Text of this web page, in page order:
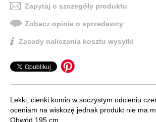
Zapytaj o szczegóły produktu
Zobacz opinie o sprzedawcy
Zasady naliczania kosztu wysyłki
Lekki, cienki komin w soczystym odcieniu
oceniam na wiskozę jednak produkt nie ma
Obwód 195 cm